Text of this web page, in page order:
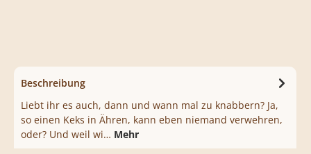
Beschreibung
Liebt ihr es auch, dann und wann mal zu knabbern? Ja,
so einen Keks in Ähren, kann eben niemand verwehren,
oder? Und weil wi… Mehr